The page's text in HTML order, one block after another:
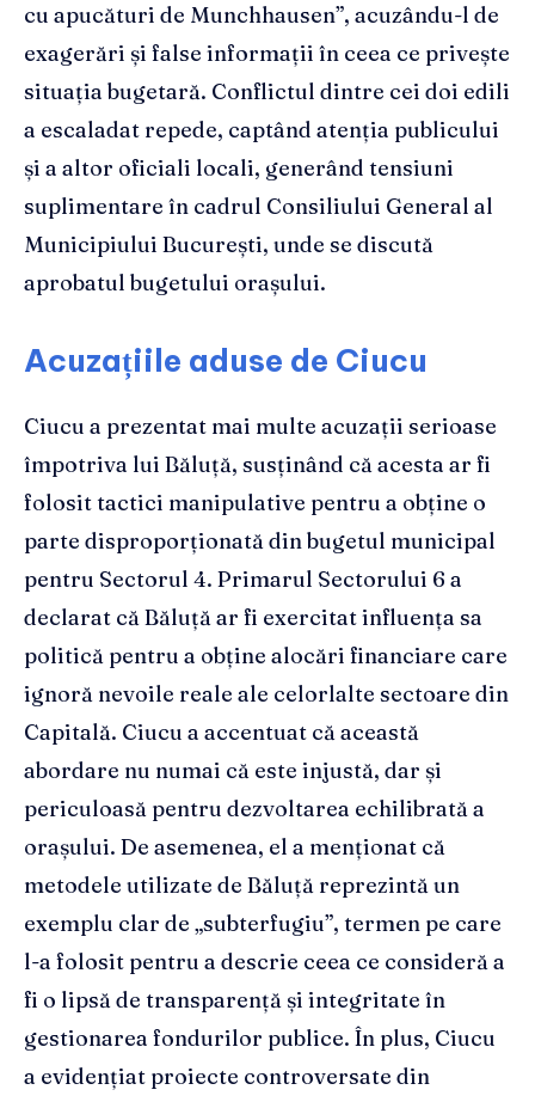
cu apucături de Munchhausen”, acuzându-l de
exagerări și false informații în ceea ce privește
situația bugetară. Conflictul dintre cei doi edili
a escaladat repede, captând atenția publicului
și a altor oficiali locali, generând tensiuni
suplimentare în cadrul Consiliului General al
Municipiului București, unde se discută
aprobatul bugetului orașului.
Acuzațiile aduse de Ciucu
Ciucu a prezentat mai multe acuzații serioase
împotriva lui Băluță, susținând că acesta ar fi
folosit tactici manipulative pentru a obține o
parte disproporționată din bugetul municipal
pentru Sectorul 4. Primarul Sectorului 6 a
declarat că Băluță ar fi exercitat influența sa
politică pentru a obține alocări financiare care
ignoră nevoile reale ale celorlalte sectoare din
Capitală. Ciucu a accentuat că această
abordare nu numai că este injustă, dar și
periculoasă pentru dezvoltarea echilibrată a
orașului. De asemenea, el a menționat că
metodele utilizate de Băluță reprezintă un
exemplu clar de „subterfugiu”, termen pe care
l-a folosit pentru a descrie ceea ce consideră a
fi o lipsă de transparență și integritate în
gestionarea fondurilor publice. În plus, Ciucu
a evidențiat proiecte controversate din